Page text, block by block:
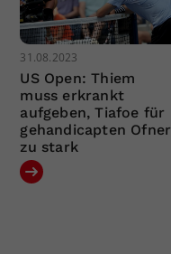
31.08.2023
US Open: Thiem
muss erkrankt
aufgeben, Tiafoe für
gehandicapten Ofner
zu stark